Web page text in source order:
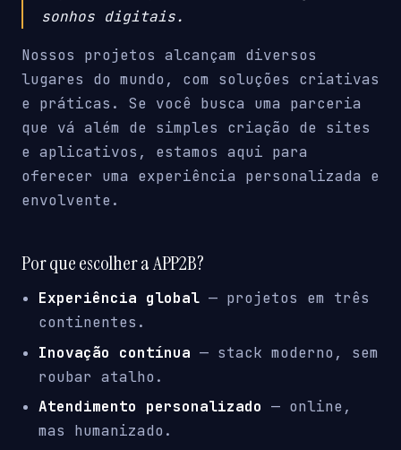
sonhos digitais.
Nossos projetos alcançam diversos
lugares do mundo, com soluções criativas
e práticas. Se você busca uma parceria
que vá além de simples criação de sites
e aplicativos, estamos aqui para
oferecer uma experiência personalizada e
envolvente.
Por que escolher a APP2B?
Experiência global — projetos em três
continentes.
Inovação contínua — stack moderno, sem
roubar atalho.
Atendimento personalizado — online,
mas humanizado.